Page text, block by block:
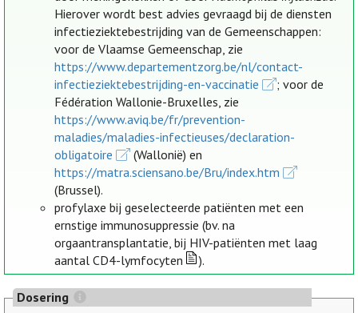
Hierover wordt best advies gevraagd bij de diensten
infectieziektebestrijding van de Gemeenschappen:
voor de Vlaamse Gemeenschap, zie
https://www.departementzorg.be/nl/contact-
infectieziektebestrijding-en-vaccinatie
; voor de
Fédération Wallonie-Bruxelles, zie
https://www.aviq.be/fr/prevention-
maladies/maladies-infectieuses/declaration-
obligatoire
(Wallonië) en
https://matra.sciensano.be/Bru/index.htm
(Brussel).
profylaxe bij geselecteerde patiënten met een
ernstige immunosuppressie (bv. na
orgaantransplantatie, bij HIV-patiënten met laag
aantal CD4-lymfocyten
).
Dosering